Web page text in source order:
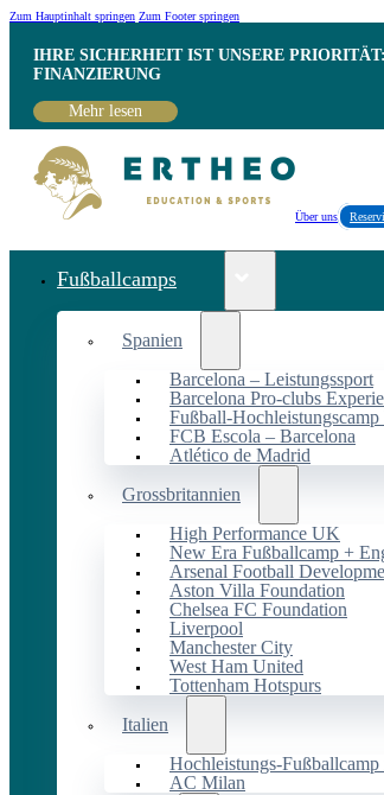
Zum Hauptinhalt springen Zum Footer springen
IHRE SICHERHEIT IST UNSERE
INANZIERUNG
Mehr lesen
Über uns
Fußballcamps
Spanien
Barcelona – Leistungssport
Barcelona Pro-clubs
Fußball-Hochleistungscamp
FCB Escola – Barcelona
Atlético de Madrid
Grossbritannien
High Performance UK
New Era Fußballcamp +
Arsenal Football
Aston Villa Foundation
Chelsea FC Foundation
Liverpool
Manchester City
West Ham United
Tottenham Hotspurs
Italien
Hochleistungs-
AC Milan